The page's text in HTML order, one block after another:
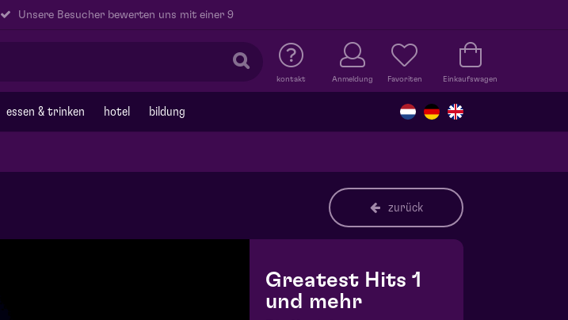
Unsere Besucher bewerten uns mit einer 9
kontakt Anmeldung Favoriten Einkaufswagen
essen & trinken hotel bildung
zurück
Greatest Hits 1
und mehr